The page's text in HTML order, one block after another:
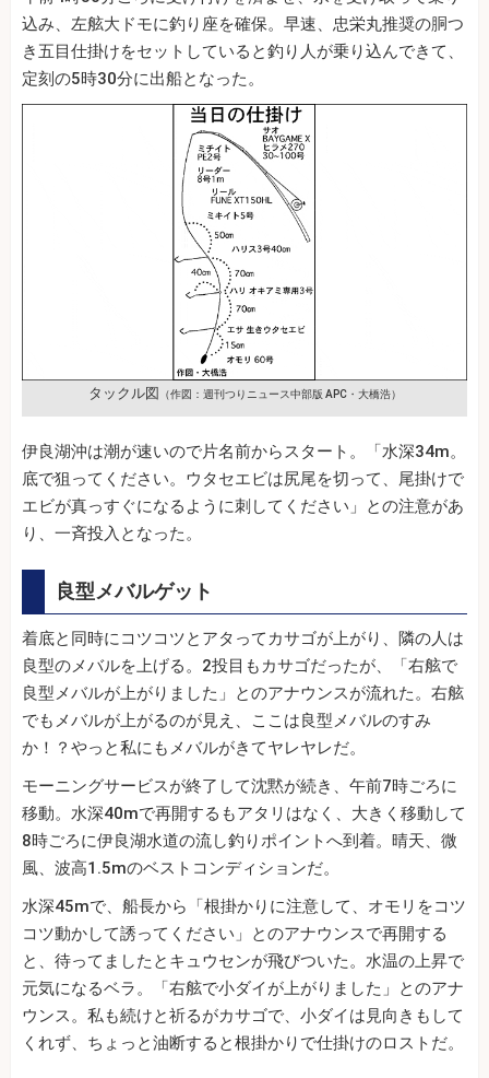
込み、左舷大ドモに釣り座を確保。早速、忠栄丸推奨の胴つ
き五目仕掛けをセットしていると釣り人が乗り込んできて、
定刻の5時30分に出船となった。
タックル図 （作図：週刊つりニュース中部版 APC・大橋浩）
伊良湖沖は潮が速いので片名前からスタート。「水深34m。
底で狙ってください。ウタセエビは尻尾を切って、尾掛けで
エビが真っすぐになるように刺してください」との注意があ
り、一斉投入となった。
良型メバルゲット
着底と同時にコツコツとアタってカサゴが上がり、隣の人は
良型のメバルを上げる。2投目もカサゴだったが、「右舷で
良型メバルが上がりました」とのアナウンスが流れた。右舷
でもメバルが上がるのが見え、ここは良型メバルのすみ
か！？やっと私にもメバルがきてヤレヤレだ。
モーニングサービスが終了して沈黙が続き、午前7時ごろに
移動。水深40mで再開するもアタリはなく、大きく移動して
8時ごろに伊良湖水道の流し釣りポイントへ到着。晴天、微
風、波高1.5mのベストコンディションだ。
水深45mで、船長から「根掛かりに注意して、オモリをコツ
コツ動かして誘ってください」とのアナウンスで再開する
と、待ってましたとキュウセンが飛びついた。水温の上昇で
元気になるベラ。「右舷で小ダイが上がりました」とのアナ
ウンス。私も続けと祈るがカサゴで、小ダイは見向きもして
くれず、ちょっと油断すると根掛かりで仕掛けのロストだ。